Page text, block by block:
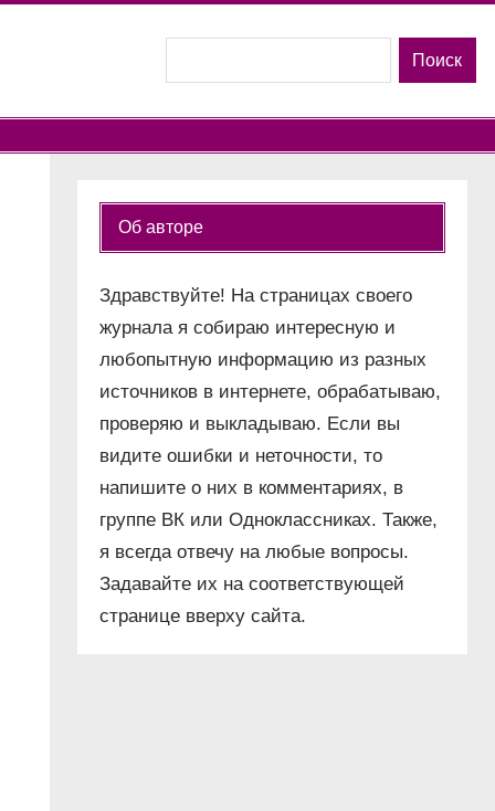
Поиск
Об авторе
Здравствуйте! На страницах своего
журнала я собираю интересную и
любопытную информацию из разных
источников в интернете, обрабатываю,
проверяю и выкладываю. Если вы
видите ошибки и неточности, то
напишите о них в комментариях, в
группе ВК или Одноклассниках. Также,
я всегда отвечу на любые вопросы.
Задавайте их на соответствующей
странице вверху сайта.